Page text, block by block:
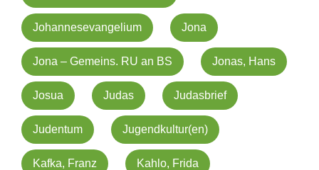
Johannesevangelium Jona
Jona – Gemeins. RU an BS Jonas, Hans
Josua Judas Judasbrief
Judentum Jugendkultur(en)
Kafka, Franz Kahlo, Frida